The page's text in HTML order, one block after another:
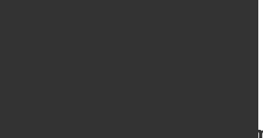
SALZGITTER